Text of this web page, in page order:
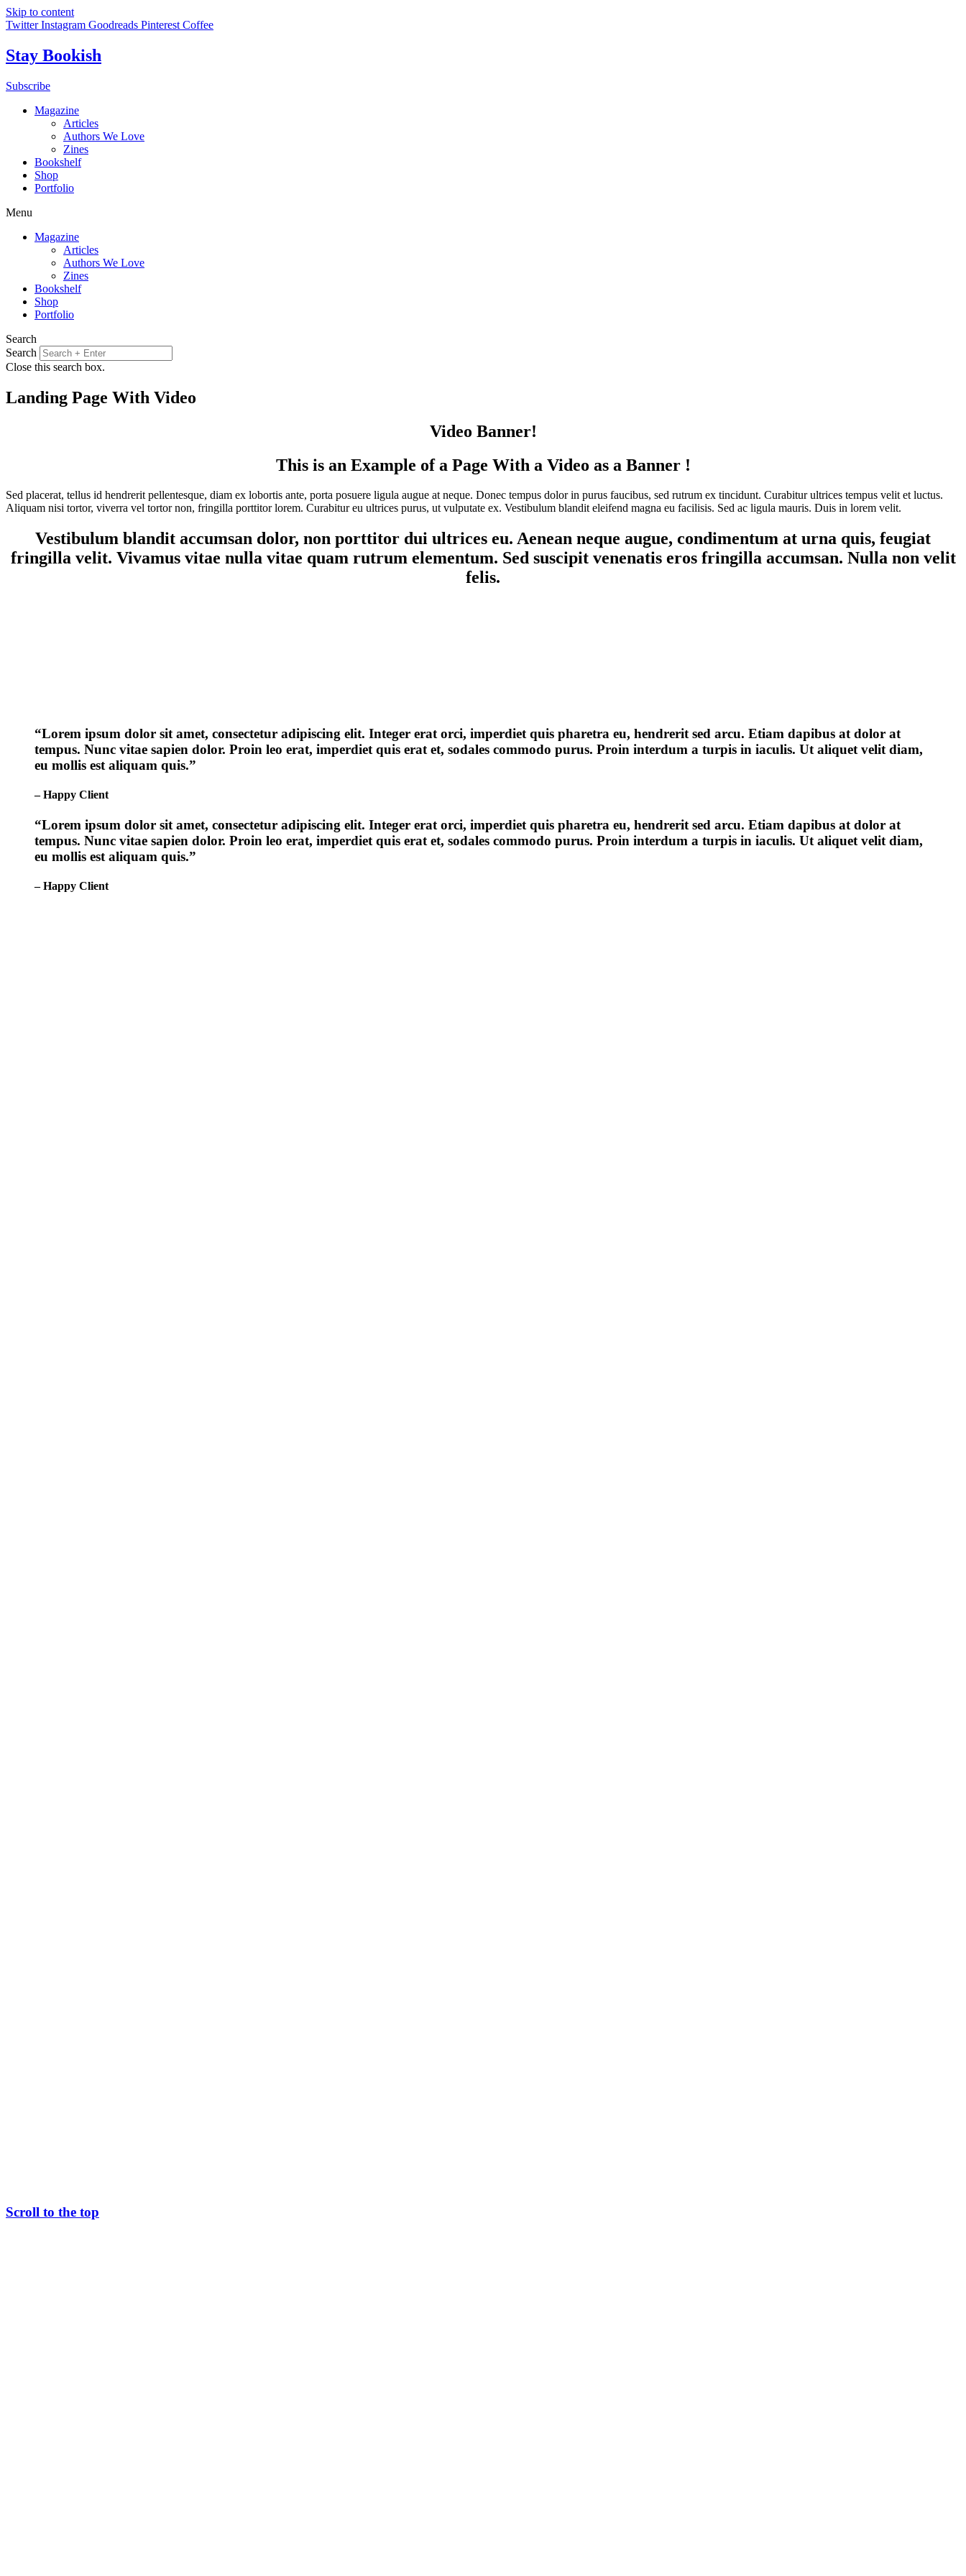
Skip to content
Twitter Instagram Goodreads Pinterest Coffee
Stay Bookish
Subscribe
Magazine
Articles
Authors We Love
Zines
Bookshelf
Shop
Portfolio
Menu
Magazine
Articles
Authors We Love
Zines
Bookshelf
Shop
Portfolio
Search
Search
Close this search box.
Landing Page With Video
Video Banner!
This is an Example of a Page With a Video as a Banner !
Sed placerat, tellus id hendrerit pellentesque, diam ex lobortis ante, porta posuere ligula augue at neque. Donec tempus dolor in purus faucibus, sed rutrum ex tincidunt. Curabitur ultrices tempus velit et luctus.
Aliquam nisi tortor, viverra vel tortor non, fringilla porttitor lorem. Curabitur eu ultrices purus, ut vulputate ex. Vestibulum blandit eleifend magna eu facilisis. Sed ac ligula mauris. Duis in lorem velit.
Vestibulum blandit accumsan dolor, non porttitor dui ultrices eu. Aenean neque augue, condimentum at urna quis, feugiat
fringilla velit. Vivamus vitae nulla vitae quam rutrum elementum. Sed suscipit venenatis eros fringilla accumsan. Nulla non velit
felis.
“Lorem ipsum dolor sit amet, consectetur adipiscing elit. Integer erat orci, imperdiet quis pharetra eu, hendrerit sed arcu. Etiam dapibus at dolor at
tempus. Nunc vitae sapien dolor. Proin leo erat, imperdiet quis erat et, sodales commodo purus. Proin interdum a turpis in iaculis. Ut aliquet velit diam,
eu mollis est aliquam quis.”
– Happy Client
“Lorem ipsum dolor sit amet, consectetur adipiscing elit. Integer erat orci, imperdiet quis pharetra eu, hendrerit sed arcu. Etiam dapibus at dolor at
tempus. Nunc vitae sapien dolor. Proin leo erat, imperdiet quis erat et, sodales commodo purus. Proin interdum a turpis in iaculis. Ut aliquet velit diam,
eu mollis est aliquam quis.”
– Happy Client
Scroll to the top